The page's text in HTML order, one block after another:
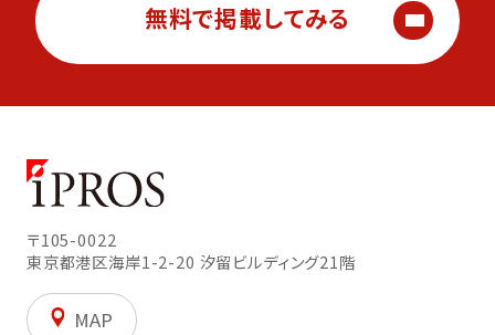
無料で掲載してみる
〒105-0022
東京都港区海岸1-2-20 汐留ビルディング21階
MAP